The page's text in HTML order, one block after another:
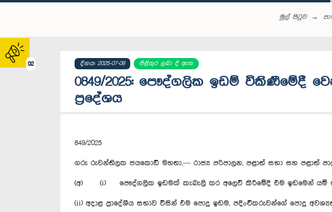
02
මුල් පිටුව
දිනය: 2025-07-08 පිළිතුර ලබා දී ඇත
0849/2025: පෞද්ගලික ඉඩම් විකිණීමේදී
ප්‍රදේශය
849/2025
ගරු රුවන්තිලක ජයකොඩි මහතා,— රාජ්‍ය පරිපාලන, පළාත් සභා සහ පළාත්
(අ) (i) පෞද්ගලික ඉඩමක් කැබැලි කර අලෙවි කිරීමේදී එම ඉඩමෙන් යම් භූමි
(ii) අදාළ ප්‍රාදේශීය සභාව විසින් එම පොදු ඉඩම, පදිංචිකරුවන්ගේ පොදු